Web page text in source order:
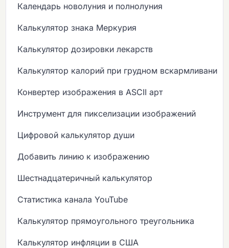
Календарь новолуния и полнолуния
Калькулятор знака Меркурия
Калькулятор дозировки лекарств
Калькулятор калорий при грудном вскармливании
Конвертер изображения в ASCII арт
Инструмент для пикселизации изображений
Цифровой калькулятор души
Добавить линию к изображению
Шестнадцатеричный калькулятор
Статистика канала YouTube
Калькулятор прямоугольного треугольника
Калькулятор инфляции в США